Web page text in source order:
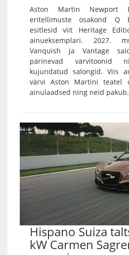
Aston Martin Newport
eritellimuste osakond Q
esitlesid viit Heritage
ainueksemplari. 2027.
Vanquish ja Vantage
pärinevad värvitoonid
kujundatud salongid. Viis
värvi Aston Martini teatel
ainulaadsed ning neid
Hispano Suiza
kW Carmen